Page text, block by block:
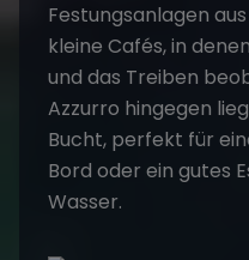
Festungsanlagen
kleine Cafés, in
und das Treiben
Azzurro hingegen
Bucht, perfekt für
Bord oder ein gutes
Wasser.